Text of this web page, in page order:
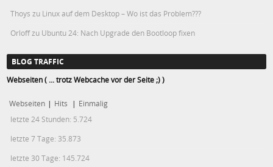
Thoys zu Linux auf dem Desktop – Wo ist das Problem???
Orloffzu Ubuntu 24: Nach Upgrade den Bootloop fixen
BLOG TRAFFIC
Webseiten ( ... trotz Webcache vor der Seite ;) )
Webseiten | Hits | Einmalig
letzte 24 Stunden: 5.724
letzte 7 Tage: 35.873
letzte 30 Tage: 145.724